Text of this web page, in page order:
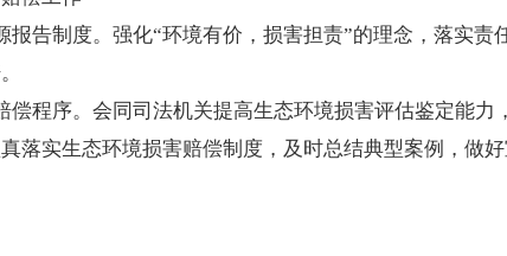
报告制度。强化“环境有价，损害担责”的理念，落实
偿程序。会同司法机关提高生态环境损害评估鉴定能力
落实生态环境损害赔偿制度，及时总结典型案例，做好